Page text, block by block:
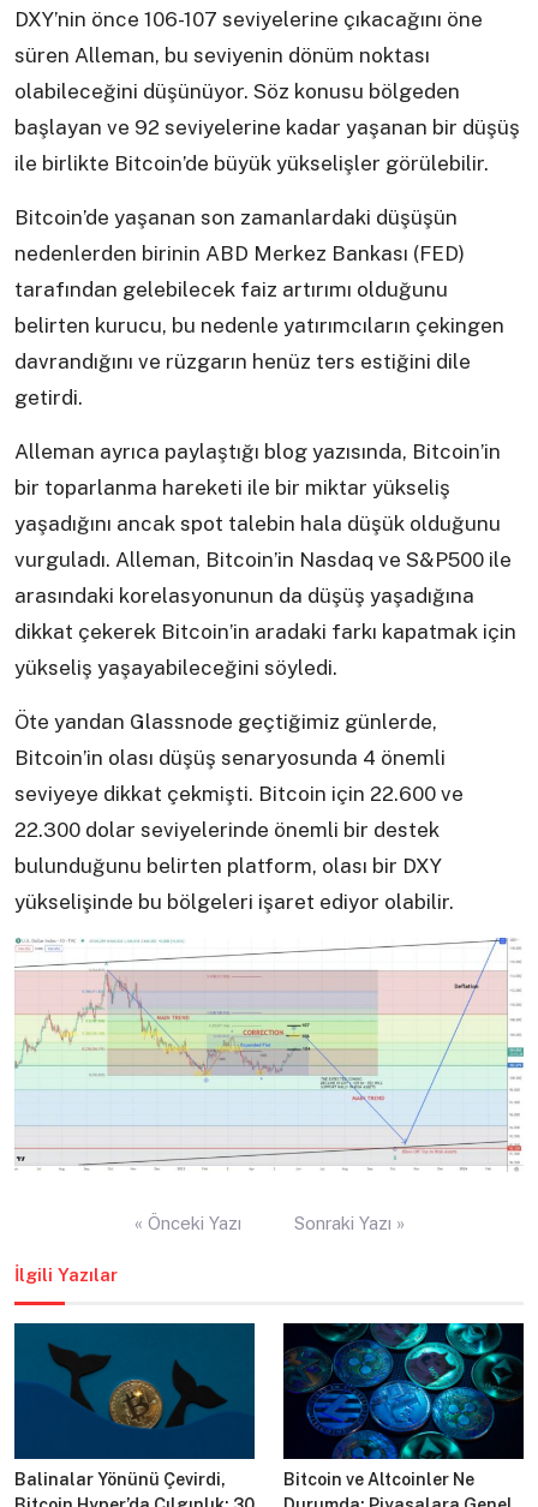
DXY’nin önce 106-107 seviyelerine çıkacağını öne
süren Alleman, bu seviyenin dönüm noktası
olabileceğini düşünüyor. Söz konusu bölgeden
başlayan ve 92 seviyelerine kadar yaşanan bir düşüş
ile birlikte Bitcoin’de büyük yükselişler görülebilir.
Bitcoin’de yaşanan son zamanlardaki düşüşün
nedenlerden birinin ABD Merkez Bankası (FED)
tarafından gelebilecek faiz artırımı olduğunu
belirten kurucu, bu nedenle yatırımcıların çekingen
davrandığını ve rüzgarın henüz ters estiğini dile
getirdi.
Alleman ayrıca paylaştığı blog yazısında, Bitcoin’in
bir toparlanma hareketi ile bir miktar yükseliş
yaşadığını ancak spot talebin hala düşük olduğunu
vurguladı. Alleman, Bitcoin’in Nasdaq ve S&P500 ile
arasındaki korelasyonunun da düşüş yaşadığına
dikkat çekerek Bitcoin’in aradaki farkı kapatmak için
yükseliş yaşayabileceğini söyledi.
Öte yandan Glassnode geçtiğimiz günlerde,
Bitcoin’in olası düşüş senaryosunda 4 önemli
seviyeye dikkat çekmişti. Bitcoin için 22.600 ve
22.300 dolar seviyelerinde önemli bir destek
bulunduğunu belirten platform, olası bir DXY
yükselişinde bu bölgeleri işaret ediyor olabilir.
« Önceki Yazı Sonraki Yazı »
İlgili Yazılar
Balinalar Yönünü Çevirdi,
Bitcoin ve Altcoinler Ne